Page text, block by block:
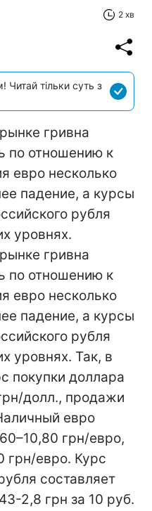
2 хв
Читай тільки суть з
гривна
по отношению к
евро несколько
падение, а курсы
рубля
уровнях.
гривна
по отношению к
евро несколько
падение, а курсы
рубля
уровнях. Так, в
покупки доллара
долл., продажи
евро
грн/евро,
грн/евро. Курс
составляет
2,8 грн за 10 руб.